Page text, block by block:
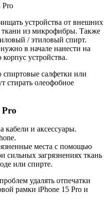
устройства от внешних
из микрофибры. Также
/ этиловый спирт.
в начале нанести на
устройства.
салфетки или
стирать олеофобное
Pro
кабели и аксессуары.
места с помощью
загрязнениях ткань
или спирте.
удалять отпечатки
рамки iPhone 15 Pro и